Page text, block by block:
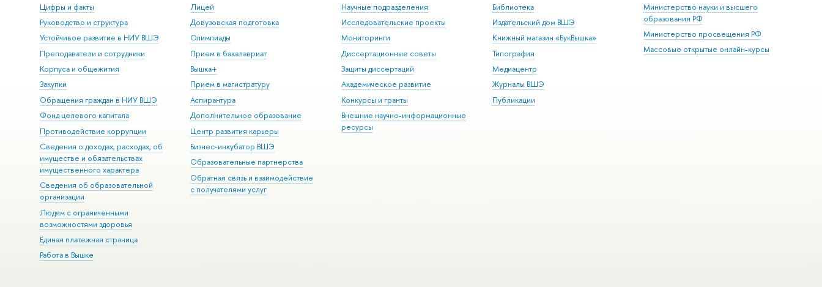
Цифры и факты
Руководство и структура
Устойчивое развитие в НИУ ВШЭ
Преподаватели и сотрудники
Корпуса и общежития
Закупки
Обращения граждан в НИУ ВШЭ
Фонд целевого капитала
Противодействие коррупции
Сведения о доходах, расходах, об
имуществе и обязательствах
имущественного характера
Сведения об образовательной
организации
Людям с ограниченными
возможностями здоровья
Единая платежная страница
Работа в Вышке
Лицей
Довузовская подготовка
Олимпиады
Прием в бакалавриат
Вышка+
Прием в магистратуру
Аспирантура
Дополнительное образование
Центр развития карьеры
Бизнес-инкубатор ВШЭ
Образовательные партнерства
Обратная связь и взаимодействие
с получателями услуг
Научные подразделения
Исследовательские проекты
Мониторинги
Диссертационные советы
Защиты диссертаций
Академическое развитие
Конкурсы и гранты
Внешние научно-информационные
ресурсы
Библиотека
Издательский дом ВШЭ
Книжный магазин «БукВышка»
Типография
Медиацентр
Журналы ВШЭ
Публикации
Министерство науки и высшего
образования РФ
Министерство просвещения РФ
Массовые открытые онлайн-курсы